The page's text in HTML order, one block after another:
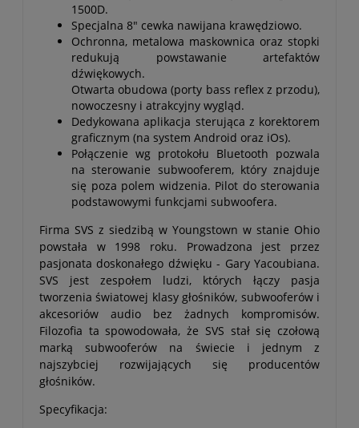
1500D.
Specjalna 8" cewka nawijana krawędziowo.
Ochronna, metalowa maskownica oraz stopki
redukują powstawanie artefaktów
dźwiękowych.
Otwarta obudowa (porty bass reflex z przodu),
nowoczesny i atrakcyjny wygląd.
Dedykowana aplikacja sterująca z korektorem
graficznym (na system Android oraz iOs).
Połączenie wg protokołu Bluetooth pozwala
na sterowanie subwooferem, który znajduje
się poza polem widzenia. Pilot do sterowania
podstawowymi funkcjami subwoofera.
Firma SVS z siedzibą w Youngstown w stanie Ohio
powstała w 1998 roku. Prowadzona jest przez
pasjonata doskonałego dźwięku - Gary Yacoubiana.
SVS jest zespołem ludzi, których łączy pasja
tworzenia światowej klasy głośników, subwooferów i
akcesoriów audio bez żadnych kompromisów.
Filozofia ta spowodowała, że SVS stał się czołową
marką subwooferów na świecie i jednym z
najszybciej rozwijających się producentów
głośników.
Specyfikacja: